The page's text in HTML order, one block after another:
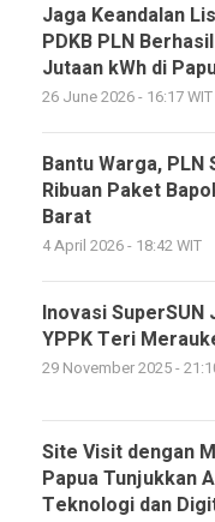
Jaga Keandalan
PDKB PLN
Jutaan kWh di
26 June 2026 - 16:17 WIT
Bantu Warga, PLN
Ribuan Paket
Barat
4 April 2026 - 18:42 WIT
Inovasi SuperSUN
YPPK Teri
29 November 2025 -
Site Visit dengan
Papua Tunjukkan
Teknologi dan